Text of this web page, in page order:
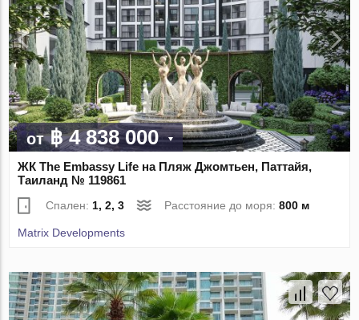
от฿ 4 838 000
ЖК The Embassy Life на Пляж Джомтьен, Паттайя,
Таиланд № 119861
Спален:1, 2, 3 Расстояние до моря:800 м
Matrix Developments